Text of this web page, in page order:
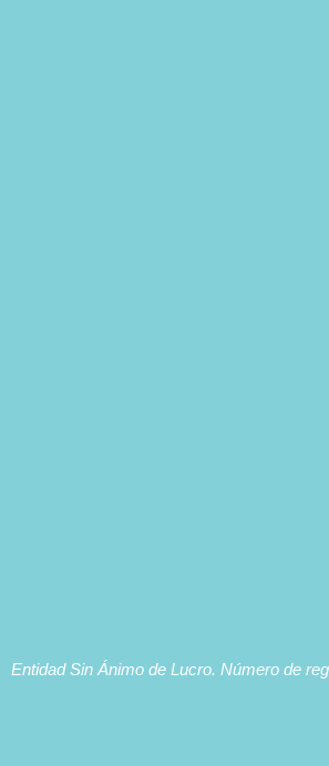
Entidad Sin Ánimo de Lucro. Número de